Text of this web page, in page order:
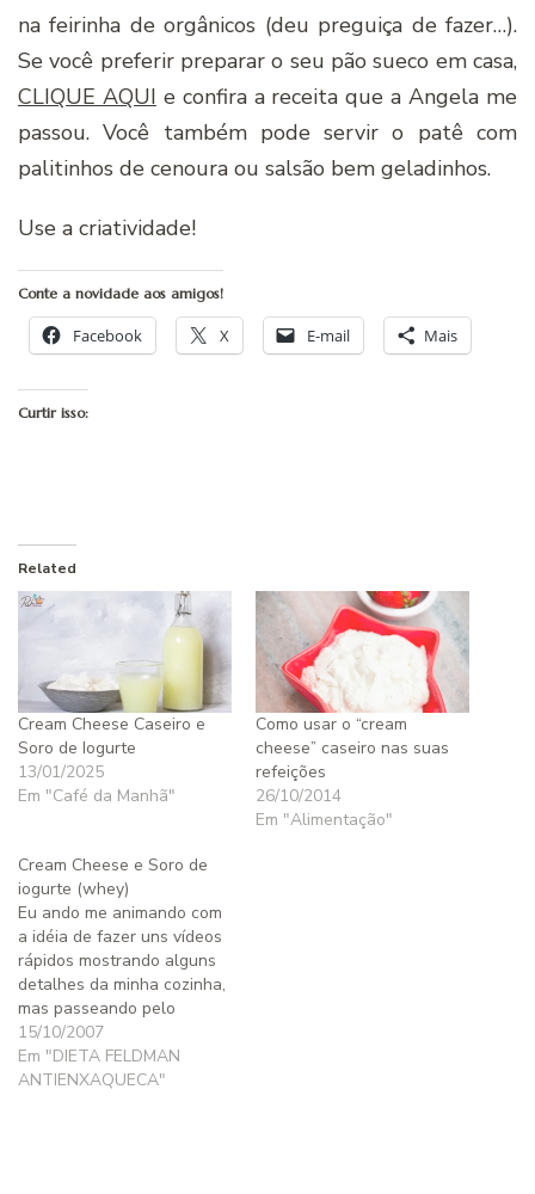
na feirinha de orgânicos (deu preguiça de fazer…).
Se você preferir preparar o seu pão sueco em casa,
CLIQUE AQUI e confira a receita que a Angela me
passou. Você também pode servir o patê com
palitinhos de cenoura ou salsão bem geladinhos.
Use a criatividade!
Conte a novidade aos amigos!
Facebook X E-mail Mais
Curtir isso:
Related
Cream Cheese Caseiro e
Soro de Iogurte
13/01/2025
Em "Café da Manhã"
Como usar o “cream
cheese” caseiro nas suas
refeições
26/10/2014
Em "Alimentação"
Cream Cheese e Soro de
iogurte (whey)
Eu ando me animando com
a idéia de fazer uns vídeos
rápidos mostrando alguns
detalhes da minha cozinha,
mas passeando pelo
YouTube encontrei esse
vídeo que mostra
exatamente como eu faço o
15/10/2007
Em "DIETA FELDMAN
ANTIENXAQUECA"